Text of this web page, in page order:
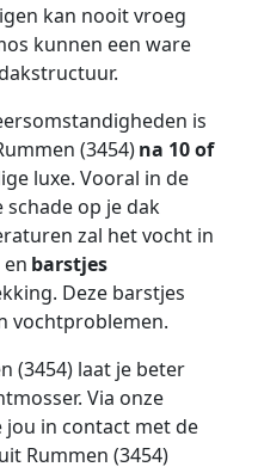
kan nooit vroeg
kunnen een ware
is
(3454)na 10 of
luxe. Vooral in de
op je dak
zal het vocht in
barstjes
Deze barstjes
vochtproblemen.
(3454) laat je beter
Via onze
in contact met de
Rummen (3454)